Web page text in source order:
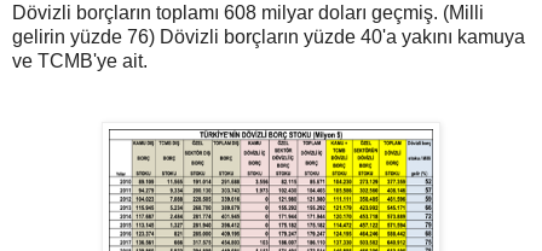
Dövizli borçların toplamı 608 milyar doları geçmiş. (Milli
gelirin yüzde 76) Dövizli borçların yüzde 40'a yakını kamuya
ve TCMB'ye ait.